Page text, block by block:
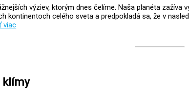
výziev, ktorým dnes čelíme. Naša planéta
kontinentoch celého sveta a predpokladá sa, že v
viac
klímy